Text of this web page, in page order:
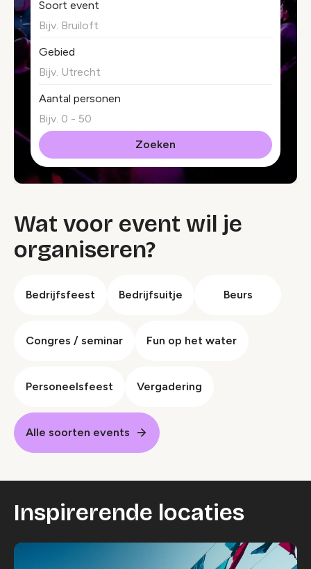
Soort event
Gebied
Aantal personen
Wat voor event wil je
organiseren?
Bedrijfsfeest Bedrijfsuitje Beurs
Congres / seminar Fun op het water
Personeelsfeest Vergadering
Alle soorten events
Inspirerende locaties